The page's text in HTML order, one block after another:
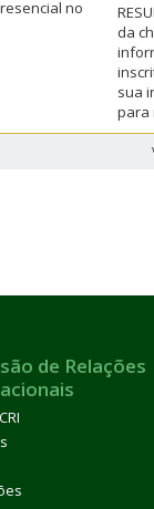
no
da
sua
para
de Relações